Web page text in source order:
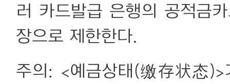
러 카드발급 은행의 공적금
장으로 제한한다.
주의: <예금상태(缴存状态